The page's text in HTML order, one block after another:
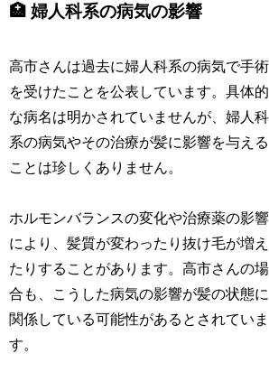
🏥 婦人科系の病気の影響
高市さんは過去に婦人科系の病気で手術
を受けたことを公表しています。具体的
な病名は明かされていませんが、婦人科
系の病気やその治療が髪に影響を与える
ことは珍しくありません。
ホルモンバランスの変化や治療薬の影響
により、髪質が変わったり抜け毛が増え
たりすることがあります。高市さんの場
合も、こうした病気の影響が髪の状態に
関係している可能性があるとされていま
す。